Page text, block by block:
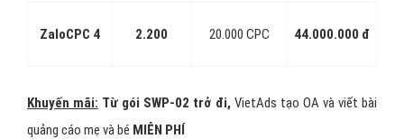
ZaloCPC 4 2.200 20.000 CPC 44.000.000 đ
Khuyến mãi: Từ gói SWP-02 trở đi, VietAds tạo OA và viết bài
quảng cáo mẹ và bé MIỄN PHÍ